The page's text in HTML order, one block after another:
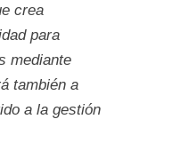
crea
para
mediante
también a
a la gestión